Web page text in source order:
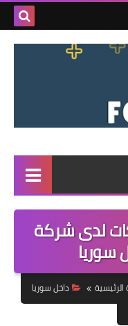
بحث
داخل سوريا
في تركيا
لدى شركة
سوريا
داخل سوريا